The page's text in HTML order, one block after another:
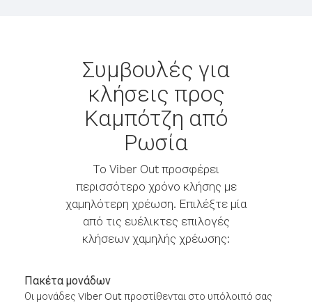
Συμβουλές για
κλήσεις προς
Καμπότζη από
Ρωσία
Το Viber Out προσφέρει
περισσότερο χρόνο κλήσης με
χαμηλότερη χρέωση. Επιλέξτε μία
από τις ευέλικτες επιλογές
κλήσεων χαμηλής χρέωσης:
Πακέτα μονάδων
Οι μονάδες Viber Out προστίθενται στο υπόλοιπό σας